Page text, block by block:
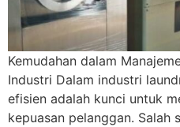
Kemudahan dalam
Industri Dalam industri
efisien adalah kunci untuk
kepuasan pelanggan. Salah